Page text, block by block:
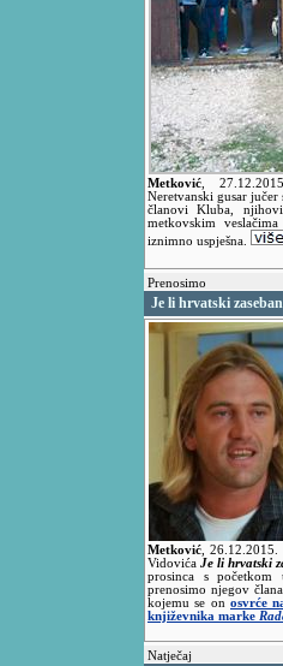
Metković
Neretvanski gusar
članovi Kluba,
metkovskim
iznimno uspješna.
Prenosimo
Je li hrvatski
Metković
26.12.2015.
Vidovića Je li hrvatski
prosinca s
prenosimo njegov
kojemu se on osvrće
književnika marke
Natječaj